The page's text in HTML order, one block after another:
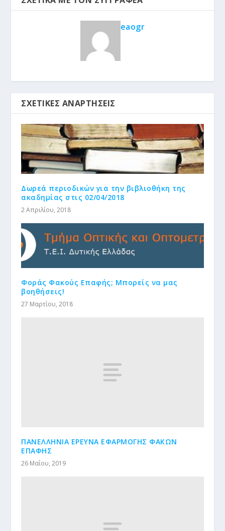
eaogr
ΣΧΕΤΙΚΈΣ ΑΝΑΡΤΉΣΕΙΣ
Δωρεά περιοδικών για την βιβλιοθήκη της
ακαδημίας στις 02/04/2018
2 Απριλίου, 2018
Φοράς Φακούς Επαφής; Μπορείς να μας
βοηθήσεις!
27 Μαρτίου, 2018
ΠΑΝΕΛΛΗΝΙΑ ΕΡΕΥΝΑ ΕΦΑΡΜΟΓΗΣ ΦΑΚΩΝ
ΕΠΑΦΗΣ
26 Μαΐου, 2019